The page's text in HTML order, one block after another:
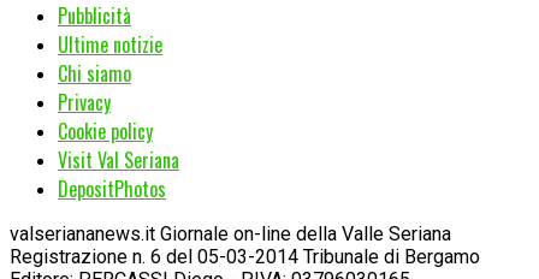
Pubblicità
Ultime notizie
Chi siamo
Privacy
Cookie policy
Visit Val Seriana
DepositPhotos
valseriananews.it Giornale on-line della Valle Seriana
Registrazione n. 6 del 05-03-2014 Tribunale di Bergamo